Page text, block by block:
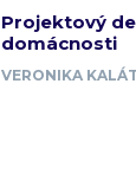
Projektový
domácnosti
VERONIKA